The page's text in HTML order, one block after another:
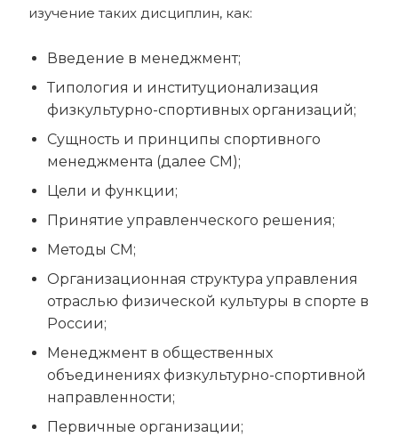
изучение таких дисциплин, как:
Введение в менеджмент;
Типология и институционализация
физкультурно-спортивных организаций;
Сущность и принципы спортивного
менеджмента (далее СМ);
Цели и функции;
Принятие управленческого решения;
Методы СМ;
Организационная структура управления
отраслью физической культуры в спорте в
России;
Менеджмент в общественных
объединениях физкультурно-спортивной
направленности;
Первичные организации;